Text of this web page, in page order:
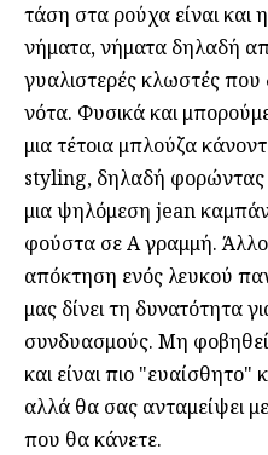
τάση στα ρούχα είναι και
νήματα, νήματα δηλαδή
γυαλιστερές κλωστές που
νότα. Φυσικά και
μια τέτοια μπλούζα
styling, δηλαδή φορώντας
μια ψηλόμεση jean
φούστα σε A γραμμή. Άλλο
απόκτηση ενός λευκού
μας δίνει τη δυνατότητα
συνδυασμούς. Μη
και είναι πιο "ευαίσθητο"
αλλά θα σας ανταμείψει
που θα κάνετε.